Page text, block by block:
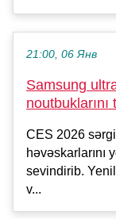
21:00, 06 Янв
Samsung
CES 2026
həvəskarlarını
sevindirib.
v...